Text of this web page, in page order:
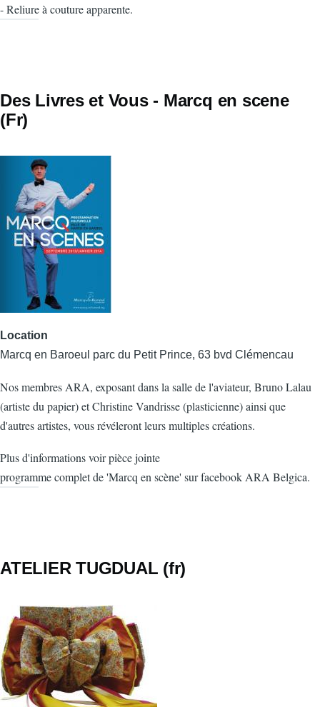
- Reliure à couture apparente.
Des Livres et Vous - Marcq en scene
(Fr)
Location
Marcq en Baroeul parc du Petit Prince, 63 bvd Clémencau
Nos membres ARA, exposant dans la salle de l'aviateur, Bruno Lalau
(artiste du papier) et Christine Vandrisse (plasticienne) ainsi que
d'autres artistes, vous révéleront leurs multiples créations.
Plus d'informations voir pièce jointe
programme complet de 'Marcq en scène' sur facebook ARA Belgica.
ATELIER TUGDUAL (fr)